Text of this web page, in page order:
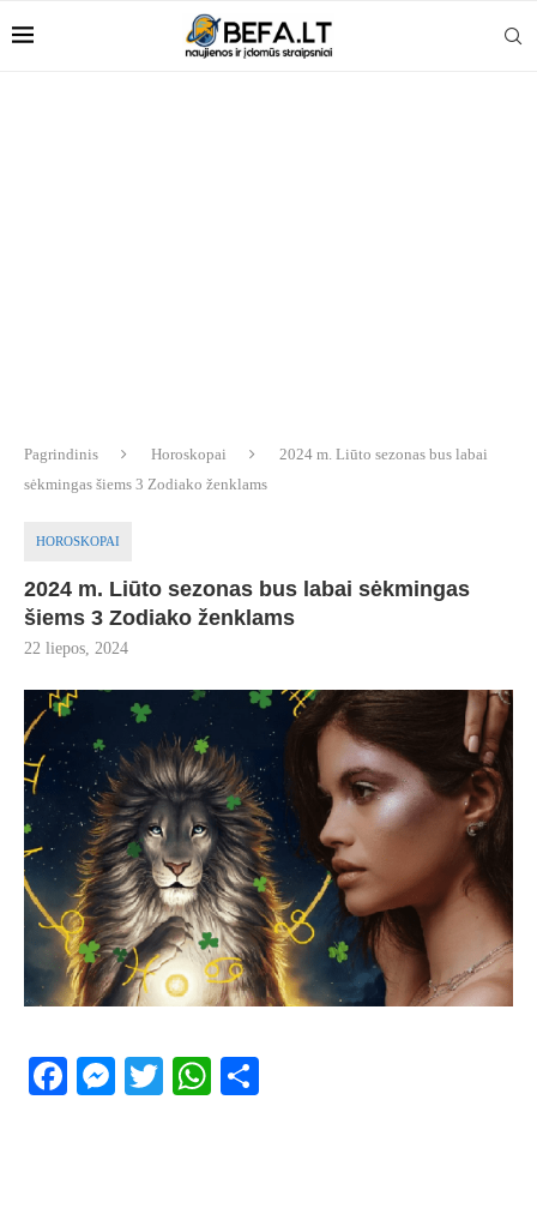
Pagrindinis Horoskopai
2024 m. Liūto sezonas bus labai
sėkmingas šiems 3 Zodiako ženklams
HOROSKOPAI
2024 m. Liūto sezonas bus labai sėkmingas
šiems 3 Zodiako ženklams
22 liepos, 2024
Facebook
Messenger
TwitterWhatsApp